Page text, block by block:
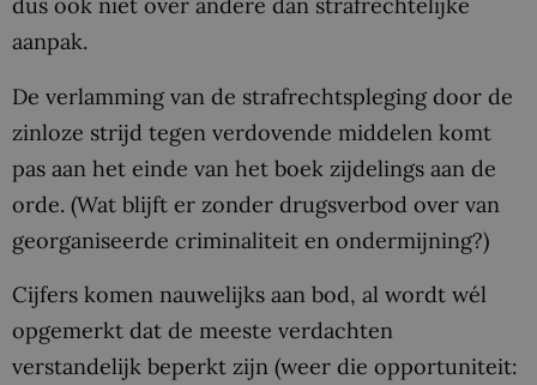
aanpak.
De verlamming van de strafrechtspleging door de
zinloze strijd tegen verdovende middelen komt
pas aan het einde van het boek zijdelings aan de
orde. (Wat blijft er zonder drugsverbod over van
georganiseerde criminaliteit en ondermijning?)
Cijfers komen nauwelijks aan bod, al wordt wél
opgemerkt dat de meeste verdachten
verstandelijk beperkt zijn (weer die opportuniteit: